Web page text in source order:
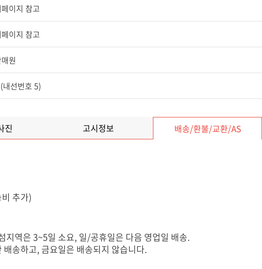
이지 참고
이지 참고​
원
선번호 5)
진 고시정보 배송/환불/교환/AS
추가)
지역은 3~5일 소요, 일/공휴일은 다음 영업일 배송.
송하고, 금요일은 배송되지 않습니다.